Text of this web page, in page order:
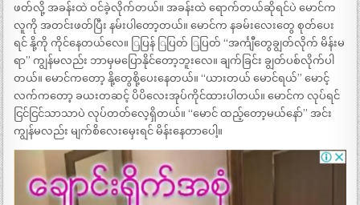
ဖတ်လို့ အခန်းထဲ ဝင်ခဲ့လိုက်တယ်။ အခန်းထဲ ရောက်တယ်ဆိုရင်ပဲ မောင်က
လူကို အတင်းဖတ်ပြီး နမ်းပါတော့တယ်။ မောင်က နခမ်းလေးတွေ စုတ်ပေး
ရင် နို့ကို ကိုင်နေတယ်လေ။ ြပြန် ြပြတ် ြပြတ် “အင်္ကျီတွေချွတ်လိုက် မိန်းမ
ရာ” ကျွန်မလည်း ဘာမှမပြောနိုင်တော့ဘူးလေ။ ချက်ခြင်း ချွတ်ပစ်လိုက်ပါ
တယ်။ မောင်ကတော့ နို့တွေစို့ပေးနေတယ်။ “ယားတယ် မောင်ရယ်” မောင့်
လက်ကတော့ ခယးတဆင့် ပိပိလေးအုပ်ကိုင်ထားပါတယ်။ မောင်က လုပ်ရင်
ငြင်ငြင်သာသာပဲ လုပ်တတ်လေ့ရှိတယ်။ “မောင် ထည့်တော့မယ်နော်” အင်း
ကျွန်မလည်း မျက်စိလေးမှေးရင် မိန်းနေတာပေါ့။